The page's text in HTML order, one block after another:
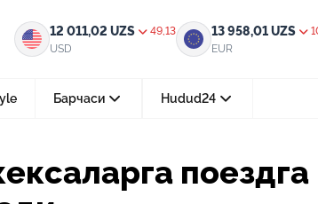
12 011,02 UZS
49,13
USD
13 958,01UZS
EUR
Барчаси Hudud24
чипталар ажратилади
поездга